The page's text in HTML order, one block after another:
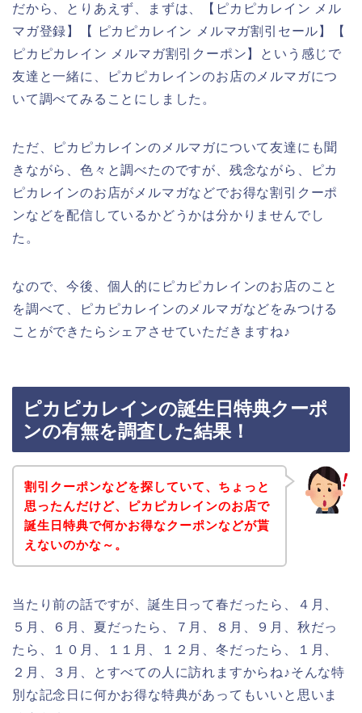
だから、とりあえず、まずは、【ピカピカレイン メル
マガ登録】【 ピカピカレイン メルマガ割引セール】【
ピカピカレイン メルマガ割引クーポン】という感じで
友達と一緒に、ピカピカレインのお店のメルマガにつ
いて調べてみることにしました。
ただ、ピカピカレインのメルマガについて友達にも聞
きながら、色々と調べたのですが、残念ながら、ピカ
ピカレインのお店がメルマガなどでお得な割引クーポ
ンなどを配信しているかどうかは分かりませんでし
た。
なので、今後、個人的にピカピカレインのお店のこと
を調べて、ピカピカレインのメルマガなどをみつける
ことができたらシェアさせていただきますね♪
ピカピカレインの誕生日特典クーポ
ンの有無を調査した結果！
割引クーポンなどを探していて、ちょっと
思ったんだけど、ピカピカレインのお店で
誕生日特典で何かお得なクーポンなどが貰
えないのかな～。
当たり前の話ですが、誕生日って春だったら、４月、
５月、６月、夏だったら、７月、８月、９月、秋だっ
たら、１０月、１１月、１２月、冬だったら、１月、
２月、３月、とすべての人に訪れますからね♪そんな特
別な記念日に何かお得な特典があってもいいと思いま